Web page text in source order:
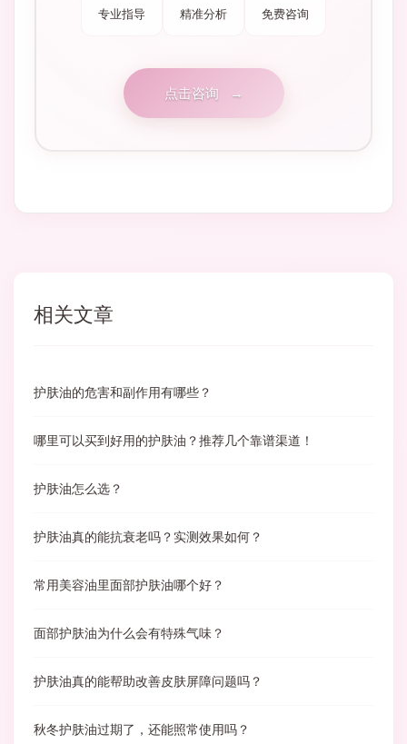
专业指导 精准分析 免费咨询
点击咨询 →
相关文章
护肤油的危害和副作用有哪些？
哪里可以买到好用的护肤油？推荐几个靠谱渠道！
护肤油怎么选？
护肤油真的能抗衰老吗？实测效果如何？
常用美容油里面部护肤油哪个好？
面部护肤油为什么会有特殊气味？
护肤油真的能帮助改善皮肤屏障问题吗？
秋冬护肤油过期了，还能照常使用吗？